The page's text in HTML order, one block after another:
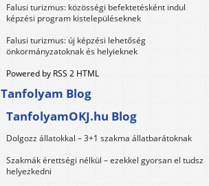
Falusi turizmus: közösségi befektetésként indul
képzési program kistelepüléseknek
Falusi turizmus: új képzési lehetőség
önkormányzatoknak és helyieknek
Powered by RSS 2 HTML
Tanfolyam Blog
TanfolyamOKJ.hu Blog
Dolgozz állatokkal – 3+1 szakma állatbarátoknak
Szakmák érettségi nélkül – ezekkel gyorsan el tudsz
helyezkedni